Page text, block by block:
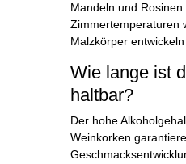
Mandeln und
Zimmertemperaturen
Malzkörper
Wie lange ist
haltbar?
Der hohe
Weinkorken